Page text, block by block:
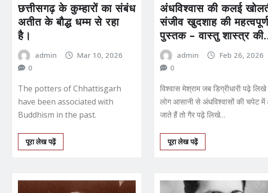
छत्तीसगढ़ के कुम्हारों का संबंध
अतीत के बौद्ध धम्म से रहा
है।
admin
Mar 10, 2026
0
The potters of Chhattisgarh
have been associated with
Buddhism in the past.
पूरा लेख पढ़ें
अंधविश्वास की कलई
संजीव खुदशाह की
पुस्तक – वास्तु शास्त्र की
वास्तविकता
admin
Feb 26, 2026
0
विश्वास मेश्राम जब डिग्रीधारी पढ़े लिखे
लोग आसानी से अंधविश्वासों की चपेट
जाते हैं तो गैर पढ़े लिखे…
पूरा लेख पढ़ें